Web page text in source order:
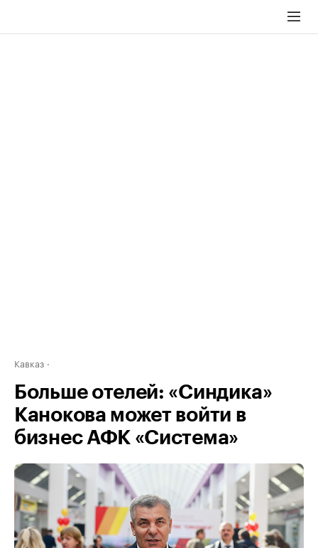
Кавказ
Больше отелей: «Синдика»
Канокова может войти в
бизнес АФК «Система»